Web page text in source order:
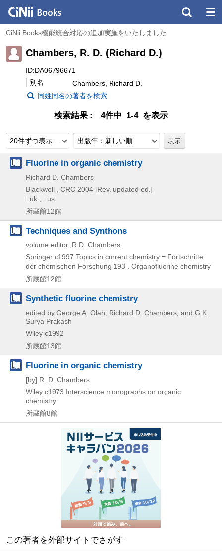
CiNii Books機能統合対応の追加実施をいたしました
Chambers, R. D. (Richard D.)
ID:DA06796671
別名
Chambers, Richard D.
同姓同名の著者を検索
検索結果 4件中 1-4 を表示
20件ずつ表示 出版年：新しい順
Fluorine in organic chemistry
Richard D. Chambers
Blackwell , CRC 2004 [Rev. updated ed.]
: uk , : us
所蔵館12館
Techniques and Synthons
volume editor, R.D. Chambers
Springer c1997 Topics in current chemistry = Fortschritte
der chemischen Forschung 193 . Organofluorine chemistry
所蔵館12館
Synthetic fluorine chemistry
edited by George A. Olah, Richard D. Chambers, and G.K.
Surya Prakash
Wiley c1992
所蔵館13館
Fluorine in organic chemistry
[by] R. D. Chambers
Wiley c1973 Interscience monographs on organic
chemistry
所蔵館8館
この著者を外部サイトでさがす